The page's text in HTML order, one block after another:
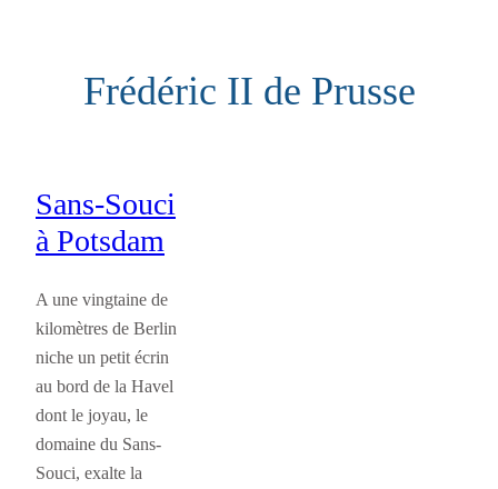
Frédéric II de Prusse
Sans-Souci
à Potsdam
A une vingtaine de
kilomètres de Berlin
niche un petit écrin
au bord de la Havel
dont le joyau, le
domaine du Sans-
Souci, exalte la